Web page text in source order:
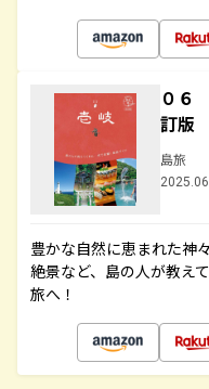
０
訂版
島旅
豊かな自然に恵まれた神
絶景など、島の人が教え
旅へ！